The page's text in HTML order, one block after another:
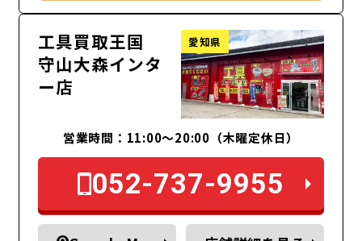
工具買取王国
守山大森インタ
ー店
愛知県
営業時間：11:00～20:00（木曜定休日）
052-737-9955